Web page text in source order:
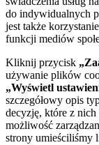
do indywidualnych
jest także
funkcji mediów
Kliknij przycisk
używanie plików
„Wyświetl
szczegółowy opis
decyzję, które z
możliwość
strony umieściliśmy